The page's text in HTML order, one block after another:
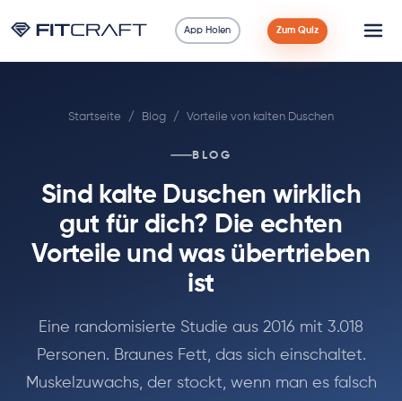
App Holen Zum Quiz
Ratgeber
90 Tage
Übungen
Rechner
Startseite / Blog / Vorteile von kalten Duschen
BLOG
Sind kalte Duschen wirklich
gut für dich? Die echten
Vorteile und was übertrieben
ist
Eine randomisierte Studie aus 2016 mit 3.018
Personen. Braunes Fett, das sich einschaltet.
Muskelzuwachs, der stockt, wenn man es falsch